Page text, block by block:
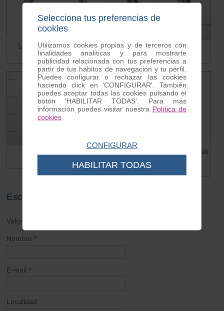
Llanta completa Lambretta
28.00 € 20.00 €
Llanta cromada Lambretta
36.30 €
Tope funda cable Vespa
Fuelle cable cambio - embrague
2.95 €
Escribe tu opinión sobre este artículo
Valoración general *
Nombre *
E-mail *
Localidad
Selecciona tus preferencias de
cookies
Utilizamos cookies propias y de terceros con
finalidades analíticas y para mostrarte
publicidad relacionada con tus preferencias a
partir de tus hábitos de navegación y tu perfil.
Puedes configurar o rechazar las cookies
haciendo click en 'CONFIGURAR'. También
puedes aceptar todas las cookies pulsando el
botón 'HABILITAR TODAS'. Para más
información puedes visitar nuestra Política de
cookies.
CONFIGURAR
HABILITAR TODAS